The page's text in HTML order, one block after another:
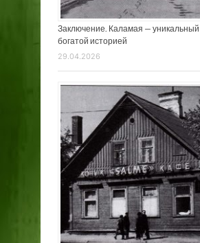
Заключение. Каламая — уникальный
богатой историей
29.04.2026